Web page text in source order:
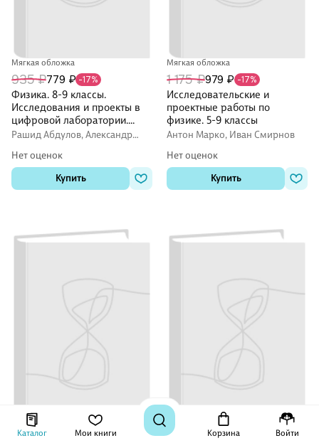
Каталог Мои книги Корзина Войти
Мягкая обложка
935 ₽779 ₽ -17%
Физика. 8-9 классы.
Исследования и проекты в
цифровой лаборатории.
Учебное пособие (с
Рашид Абдулов, Александр
Нет оценок
Купить
Мягкая обложка
1 175 ₽979 ₽ -17%
Исследовательские и
проектные работы по
физике. 5-9 классы
Антон Марко, Иван Смирнов
Нет оценок
Купить